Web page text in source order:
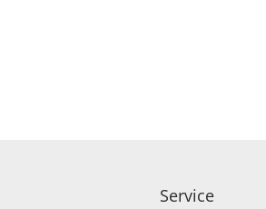
Service